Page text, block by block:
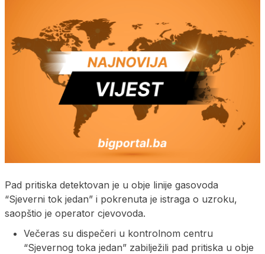
Pad pritiska detektovan je u obje linije gasovoda
“Sjeverni tok jedan” i pokrenuta je istraga o uzroku,
saopštio je operator cjevovoda.
Večeras su dispečeri u kontrolnom centru
“Sjevernog toka jedan” zabilježili pad pritiska u obje